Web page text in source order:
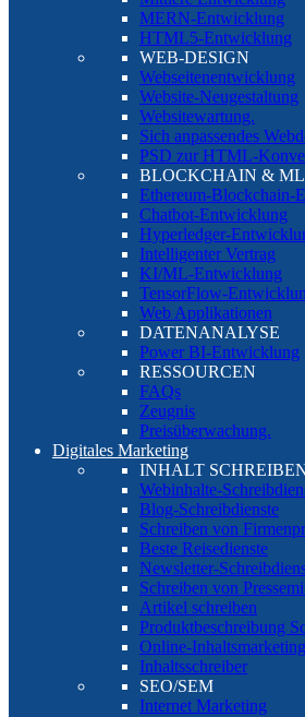
MERN-Entwicklung
HTML5-Entwicklung
WEB-DESIGN
Webseitenentwicklung
Website-Neugestaltung
Websitewartung.
Sich anpassendes
PSD zur HTML-
BLOCKCHAIN & ML
Ethereum-Blockchain-
Chatbot-Entwicklung
Hyperledger-
Intelligenter Vertrag
KI/ML-Entwicklung
TensorFlow-
Web Applikationen
DATENANALYSE
Power BI-Entwicklung
RESSOURCEN
FAQs
Zeugnis
Preisüberwachung.
Digitales Marketing
INHALT
Webinhalte-
Blog-Schreibdienste
Schreiben von
Beste Reisedienste
Newsletter-
Schreiben von
Artikel schreiben
Produktbeschreibung
Online-
Inhaltsschreiber
SEO/SEM
Internet Marketing